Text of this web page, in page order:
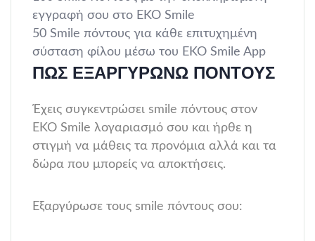
εγγραφή σου στο ΕΚΟ Smile
50 Smile πόντους για κάθε επιτυχημένη
σύσταση φίλου μέσω του ΕΚΟ Smile App
ΠΩΣ ΕΞΑΡΓΥΡΏΝΩ ΠΌΝΤΟΥΣ
Έχεις συγκεντρώσει smile πόντους στον
EKO Smile λογαριασμό σου και ήρθε η
στιγμή να μάθεις τα προνόμια αλλά και τα
δώρα που μπορείς να αποκτήσεις.
Εξαργύρωσε τους smile πόντους σου: